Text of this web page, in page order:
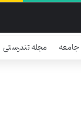
مجله تندرستی